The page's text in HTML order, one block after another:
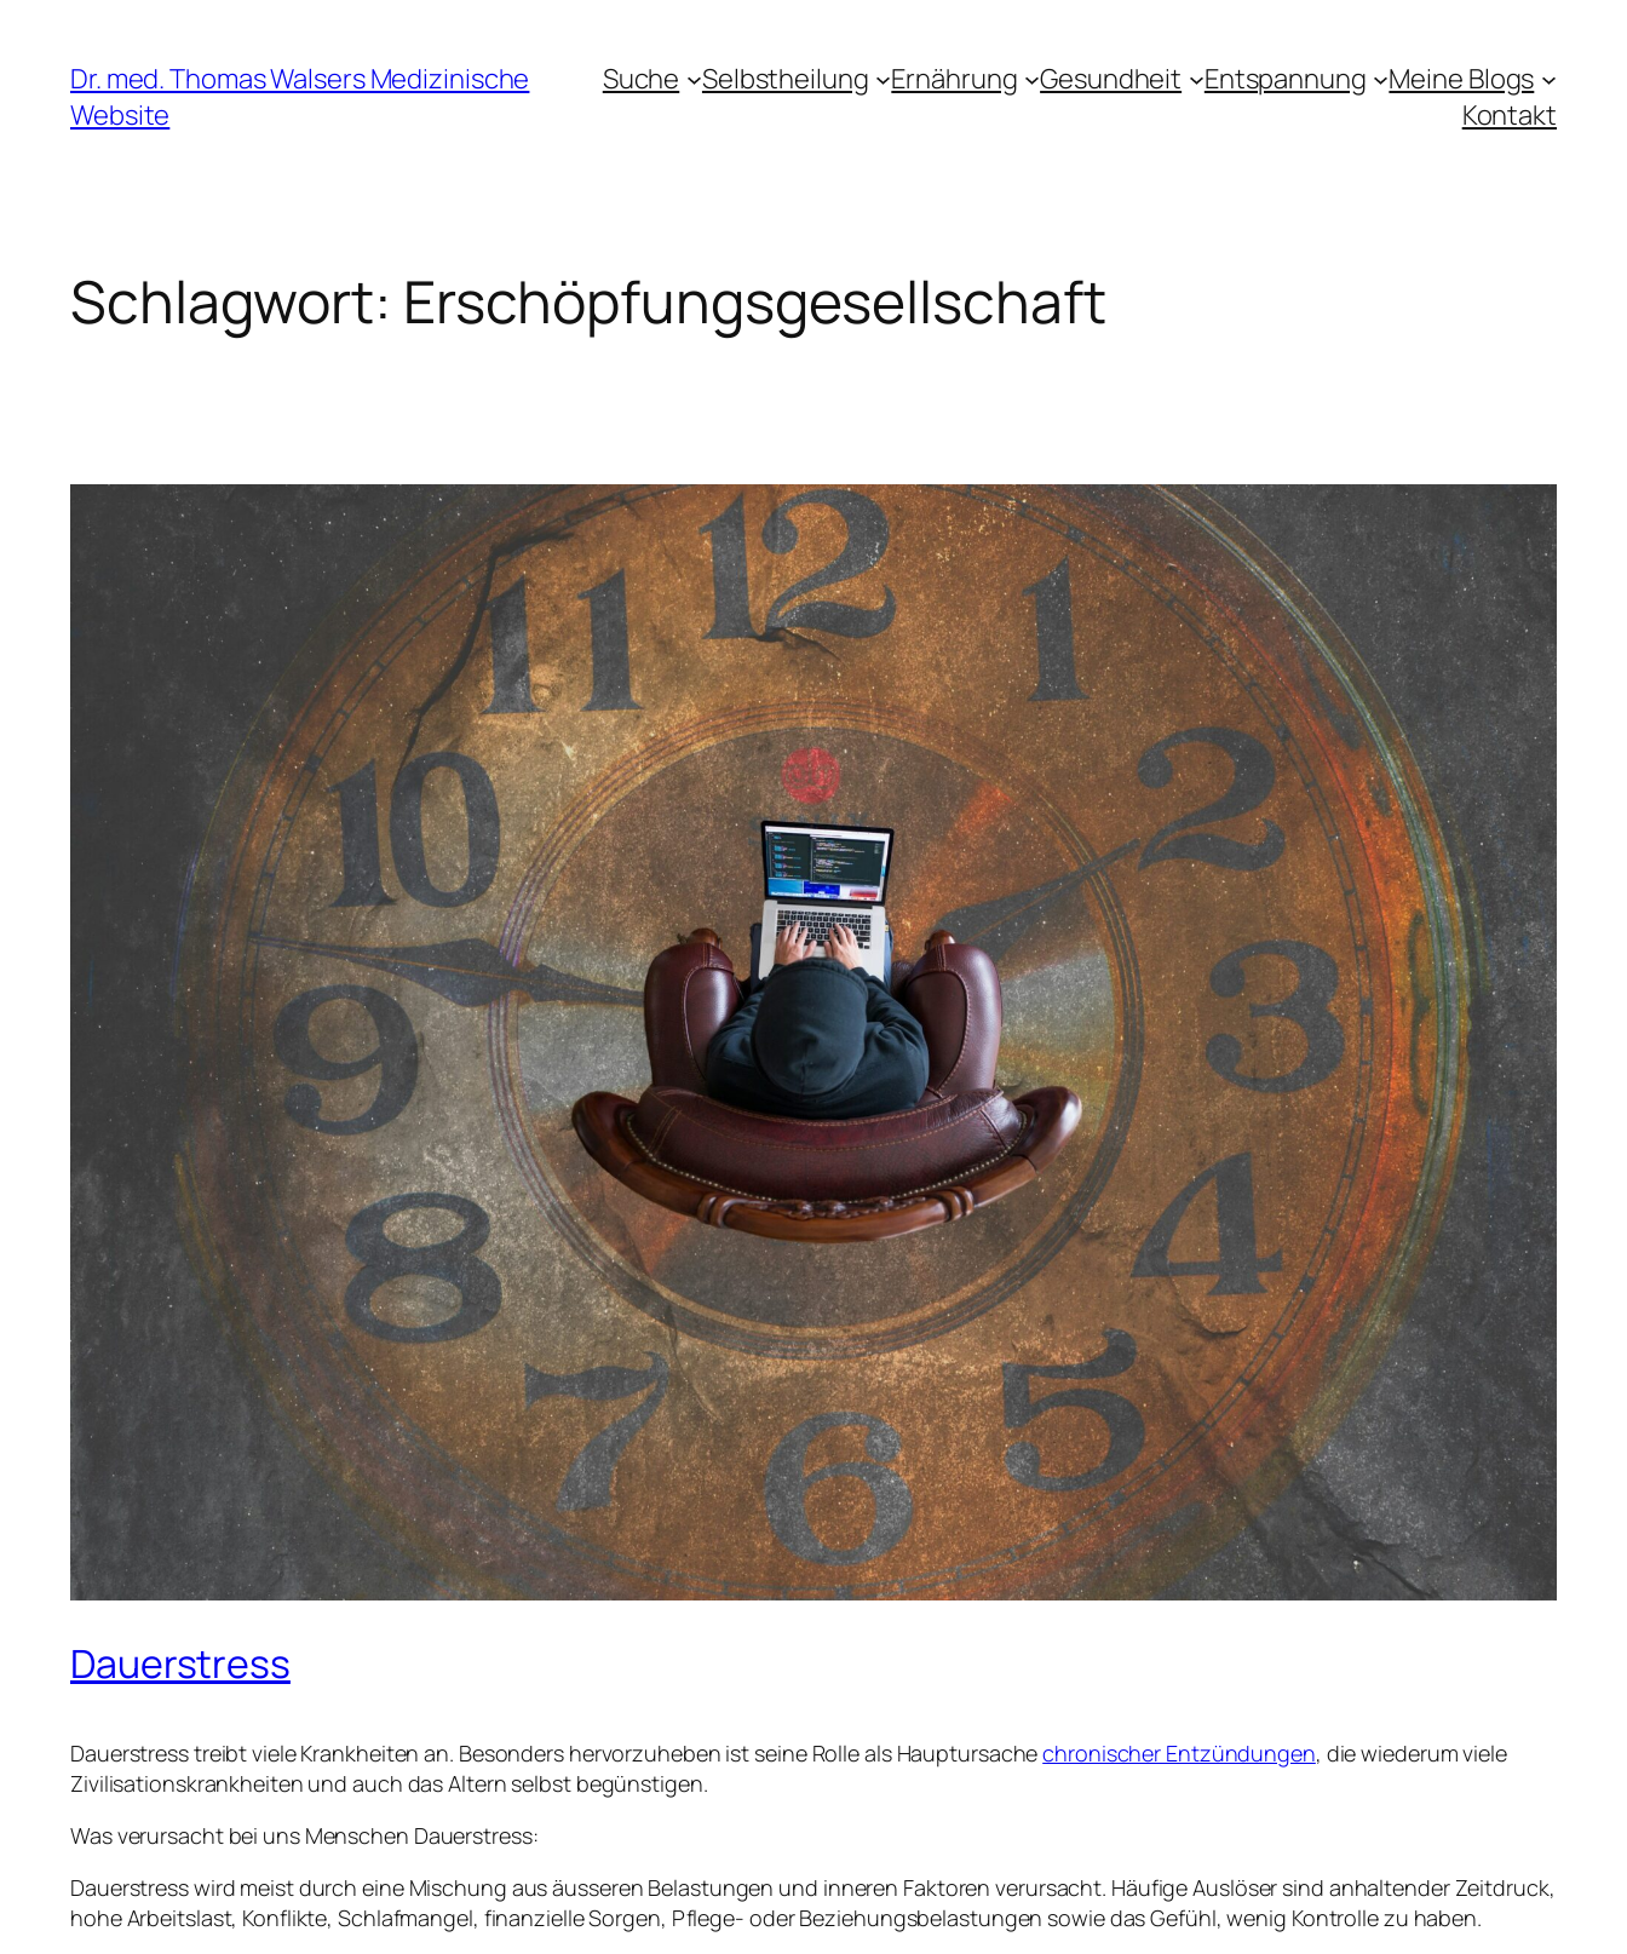
Inhalt
springen
Dr. med. Thomas Walsers Medizinische
Website
Suche Selbstheilung Ernährung Gesundheit Entspannung
Meine Blogs
Kontakt
Schlagwort: Erschöpfungsgesellschaft
Dauerstress
Dauerstress treibt viele Krankheiten an. Besonders hervorzuheben ist seine Rolle als Hauptursachechronischer Entzündungen, die wiederum viele
Zivilisationskrankheiten und auch das Altern selbst begünstigen.
Was verursacht bei uns Menschen Dauerstress:
Dauerstress wird meist durch eine Mischung aus äusseren Belastungen und inneren Faktoren verursacht. Häufige Auslöser sind anhaltender Zeitdruck,
hohe Arbeitslast, Konflikte, Schlafmangel, finanzielle Sorgen, Pflege- oder Beziehungsbelastungen sowie das Gefühl, wenig Kontrolle zu haben.